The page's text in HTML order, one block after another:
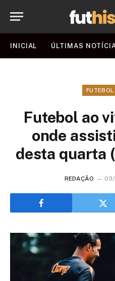
INICIAL ÚLTIMAS
FUTEBOL
Futebol ao
onde
desta quarta
REDAÇÃO